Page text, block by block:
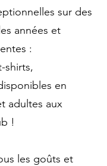
sur des
années et
:
shirts,
en
adultes aux
!
les goûts et